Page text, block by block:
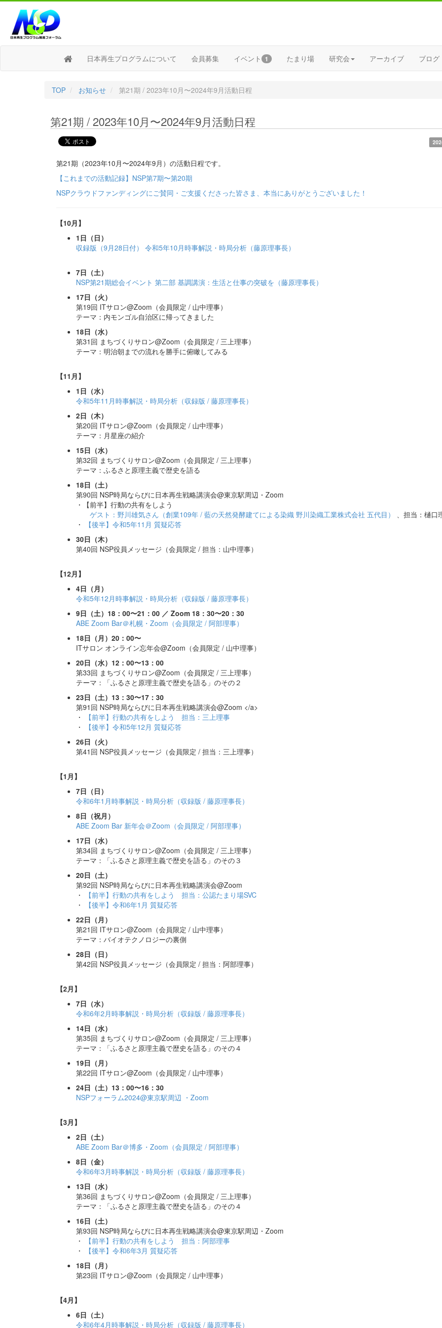
日本再生プログラムについて 会員募集 イベント 1 たまり場 研究会 アーカイブ ブログ
TOP お知らせ 第21期 / 2023年10月〜2024年9月活動日程
第21期 / 2023年10月〜2024年9月活動日程
第21期（2023年10月〜2024年9月）の活動日程です。
【これまでの活動記録】NSP第7期〜第20期
NSPクラウドファンディングにご賛同・ご支援くださった皆さま、本当にありがとうございました！
【10月】
1日（日）
収録版（9月28日付） 令和5年10月時事解説・時局分析（藤原理事長）
7日（土）
NSP第21期総会イベント 第二部 基調講演：生活と仕事の突破を（藤原理事長）
17日（火）
第19回 ITサロン@Zoom（会員限定 / 山中理事）
テーマ：内モンゴル自治区に帰ってきました
18日（水）
第31回 まちづくりサロン@Zoom（会員限定 / 三上理事）
テーマ：明治朝までの流れを勝手に俯瞰してみる
【11月】
1日（水）
令和5年11月時事解説・時局分析（収録版 / 藤原理事長）
2日（木）
第20回 ITサロン@Zoom（会員限定 / 山中理事）
テーマ：月星座の紹介
15日（水）
第32回 まちづくりサロン@Zoom（会員限定 / 三上理事）
テーマ：ふるさと原理主義で歴史を語る
18日（土）
第90回 NSP時局ならびに日本再生戦略講演会@東京駅周辺・Zoom
・【前半】行動の共有をしよう
ゲスト：野川雄気さん（創業109年 / 藍の天然発酵建てによる染織 野川染織工業株式会社 五代目）
、担当：樋口
・
【後半】令和5年11月 質疑応答
30日（木）
第40回 NSP役員メッセージ（会員限定 / 担当：山中理事）
【12月】
4日（月）
令和5年12月時事解説・時局分析（収録版 / 藤原理事長）
9日（土）18：00〜21：00 ／ Zoom 18：30〜20：30
ABE Zoom Bar＠札幌・Zoom（会員限定 / 阿部理事）
18日（月）20：00〜
ITサロン オンライン忘年会@Zoom（会員限定 / 山中理事）
20日（水）12：00〜13：00
第33回 まちづくりサロン@Zoom（会員限定 / 三上理事）
テーマ：「ふるさと原理主義で歴史を語る」のその２
23日（土）13：30〜17：30
第91回 NSP時局ならびに日本再生戦略講演会@Zoom </a>
・
【前半】行動の共有をしよう 担当：三上理事
・
【後半】令和5年12月 質疑応答
26日（火）
第41回 NSP役員メッセージ（会員限定 / 担当：三上理事）
【1月】
7日（日）
令和6年1月時事解説・時局分析（収録版 / 藤原理事長）
8日（祝月）
ABE Zoom Bar 新年会＠Zoom（会員限定 / 阿部理事）
17日（水）
第34回 まちづくりサロン@Zoom（会員限定 / 三上理事）
テーマ：「ふるさと原理主義で歴史を語る」のその３
20日（土）
第92回 NSP時局ならびに日本再生戦略講演会@Zoom
・
【前半】行動の共有をしよう 担当：公認たまり場SVC
・
【後半】令和6年1月 質疑応答
22日（月）
第21回 ITサロン@Zoom（会員限定 / 山中理事）
テーマ：バイオテクノロジーの裏側
28日（日）
第42回 NSP役員メッセージ（会員限定 / 担当：阿部理事）
【2月】
7日（水）
令和6年2月時事解説・時局分析（収録版 / 藤原理事長）
14日（水）
第35回 まちづくりサロン@Zoom（会員限定 / 三上理事）
テーマ：「ふるさと原理主義で歴史を語る」のその４
19日（月）
第22回 ITサロン@Zoom（会員限定 / 山中理事）
24日（土）13：00〜16：30
NSPフォーラム2024@東京駅周辺 ・Zoom
【3月】
2日（土）
ABE Zoom Bar＠博多・Zoom（会員限定 / 阿部理事）
8日（金）
令和6年3月時事解説・時局分析（収録版 / 藤原理事長）
13日（水）
第36回 まちづくりサロン@Zoom（会員限定 / 三上理事）
テーマ：「ふるさと原理主義で歴史を語る」のその４
16日（土）
第93回 NSP時局ならびに日本再生戦略講演会@東京駅周辺・Zoom
・
【前半】行動の共有をしよう 担当：阿部理事
・
【後半】令和6年3月 質疑応答
18日（月）
第23回 ITサロン@Zoom（会員限定 / 山中理事）
【4月】
6日（土）
令和6年4月時事解説・時局分析（収録版 / 藤原理事長）